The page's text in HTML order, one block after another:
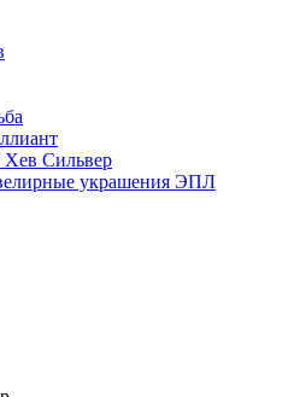
Сильвер
украшения ЭПЛ